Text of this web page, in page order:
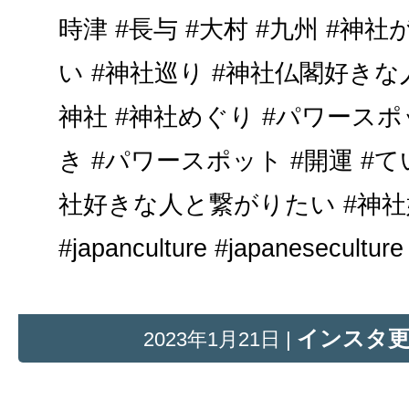
時津 #長与 #大村 #九州 #神社
い #神社巡り #神社仏閣好き
神社 #神社めぐり #パワース
き #パワースポット #開運 #
社好きな人と繋がりたい #神
#japanculture #japaneseculture
2023年1月21日 | インスタ